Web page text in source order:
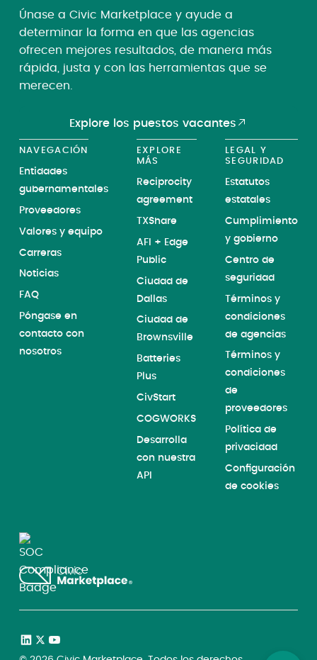
Únase a Civic Marketplace y ayude a
determinar la forma en que las agencias
ofrecen mejores resultados, de manera más
rápida, justa y con las herramientas que se
merecen.
Explore los puestos vacantes
NAVEGACIÓN
Entidades
gubernamentales
Proveedores
Valores y equipo
Carreras
Noticias
FAQ
Póngase en
contacto con
nosotros
EXPLORE
MÁS
Reciprocity
agreement
TXShare
AFI + Edge
Public
Ciudad de
Dallas
Ciudad de
Brownsville
Batteries
Plus
CivStart
COGWORKS
Desarrolla
con nuestra
API
LEGAL Y
SEGURIDAD
Estatutos
estatales
Cumplimiento
y gobierno
Centro de
seguridad
Términos y
condiciones
de agencias
Términos y
condiciones
de
proveedores
Política de
privacidad
Configuración
de cookies